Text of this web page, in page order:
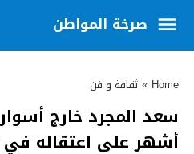
صرخة المواطن
Home
» ثقافة و فن
سعد المجرد خارج
أشهر على اعتقاله في